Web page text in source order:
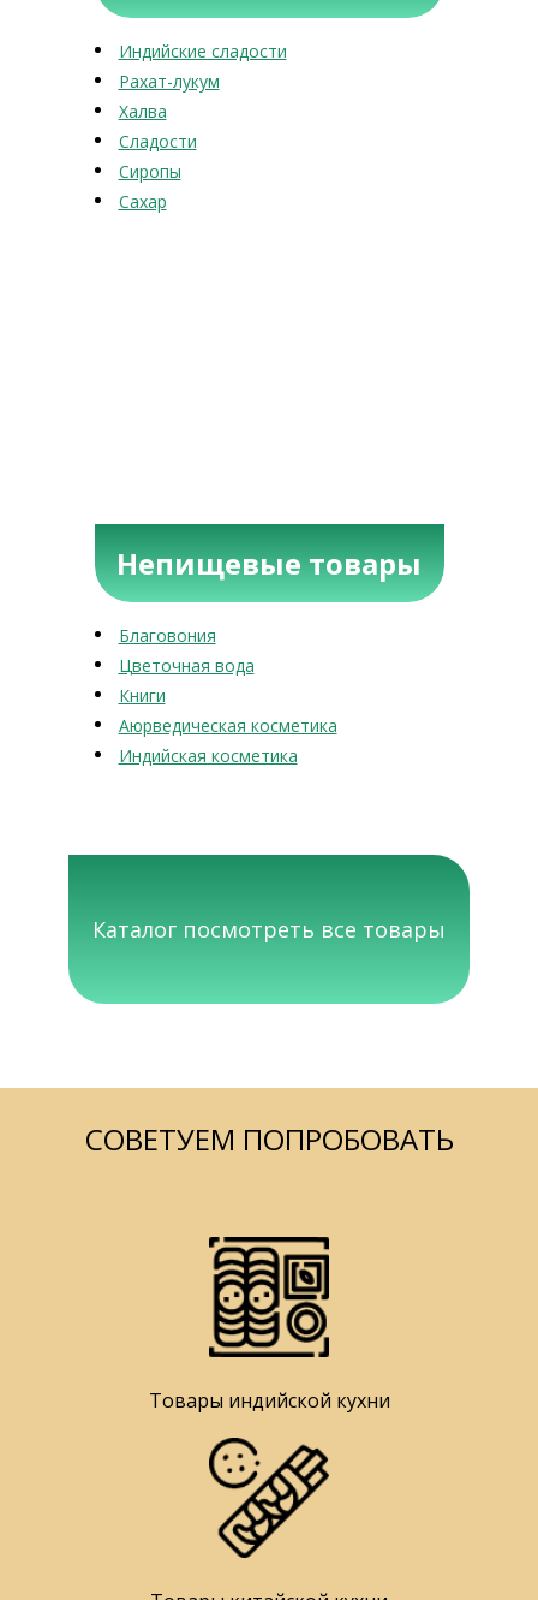
Индийские сладости
Рахат-лукум
Халва
Сладости
Сиропы
Сахар
Непищевые товары
Благовония
Цветочная вода
Книги
Аюрведическая косметика
Индийская косметика
Каталог посмотреть все товары
СОВЕТУЕМ ПОПРОБОВАТЬ
Товары индийской кухни